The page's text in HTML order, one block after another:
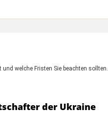
welche Fristen Sie beachten sollten.
der Ukraine